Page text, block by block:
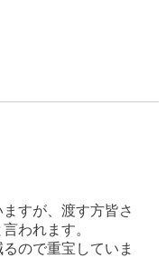
すが、渡す方皆さ
われます。
ので重宝していま